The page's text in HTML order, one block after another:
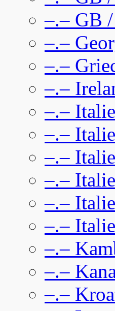
–.– GB
–.–
–.–
–.–
–.–
–.–
–.–
–.–
–.–
–.–
–.–
–.–
–.–